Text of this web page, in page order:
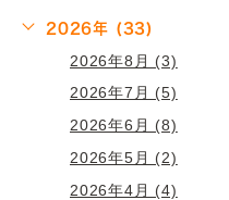
2026年 (33)
2026年8月 (3)
2026年7月 (5)
2026年6月 (8)
2026年5月 (2)
2026年4月 (4)